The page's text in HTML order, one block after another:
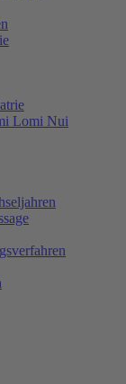
Lomi Nui